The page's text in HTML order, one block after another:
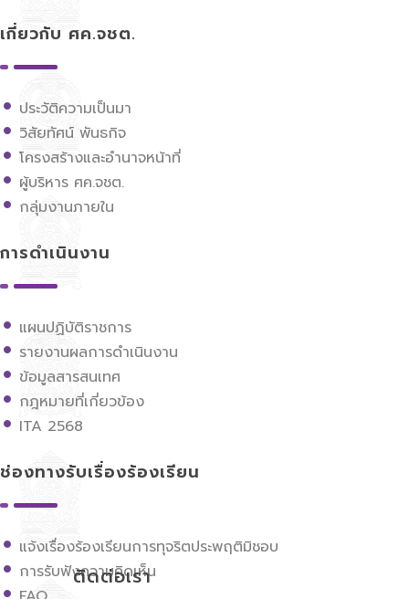
เกี่ยวกับ ศค.จชต.
ประวัติความเป็นมา
วิสัยทัศน์ พันธกิจ
โครงสร้างและอำนาจหน้าที่
ผู้บริหาร ศค.จชต.
กลุ่มงานภายใน
การดำเนินงาน
แผนปฏิบัติราชการ
รายงานผลการดำเนินงาน
ข้อมูลสารสนเทศ
กฎหมายที่เกี่ยวข้อง
ITA 2568
ช่องทางรับเรื่องร้องเรียน
แจ้งเรื่องร้องเรียนการทุจริตประพฤติมิชอบ
การรับฟังความคิดเห็น
ติดต่อเรา